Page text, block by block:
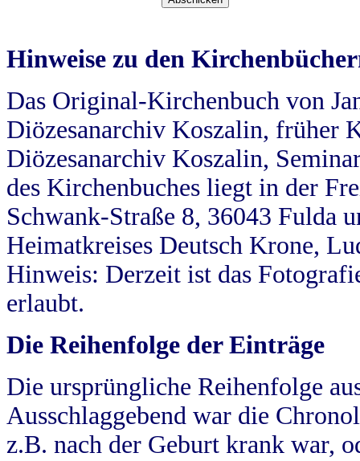
Hinweise zu den
Das Original-Kirchenbuch von
Diözesanarchiv Koszalin, früher
Diözesanarchiv Koszalin,
des Kirchenbuches liegt in der
Schwank-Straße 8, 36043 Fulda
Heimatkreises Deutsch Krone,
Hinweis: Derzeit ist das
erlaubt.
Die Reihenfolge der Einträge
Die ursprüngliche Reihenfolge
Ausschlaggebend war die
z.B. nach der Geburt krank war,